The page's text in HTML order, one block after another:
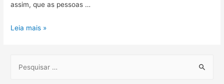
assim, que as pessoas …
Leia mais »